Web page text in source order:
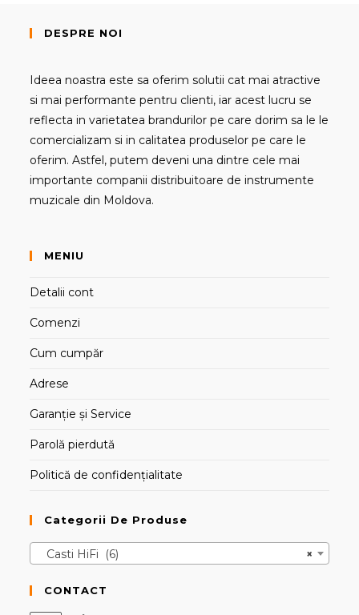
DESPRE NOI
Ideea noastra este sa oferim solutii cat mai atractive
si mai performante pentru clienti, iar acest lucru se
reflecta in varietatea brandurilor pe care dorim sa le le
comercializam si in calitatea produselor pe care le
oferim. Astfel, putem deveni una dintre cele mai
importante companii distribuitoare de instrumente
muzicale din Moldova.
MENIU
Detalii cont
Comenzi
Cum cumpăr
Adrese
Garanție și Service
Parolă pierdută
Politică de confidențialitate
Categorii De Produse
×
Casti HiFi (6)
CONTACT